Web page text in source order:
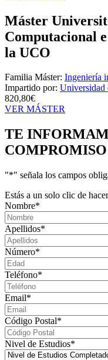
Máster
Computacional
la UCO
Familia Máster: Ingeniería
Impartido por: Universidad
820,80€
VER MÁSTER
TE
COMPROMISO
"*" señala los campos
Estás a un solo clic de
Nombre*
Apellidos*
Número*
Teléfono*
Email*
Código Postal*
Nivel de Estudios*